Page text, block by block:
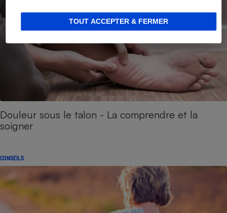
TOUT ACCEPTER & FERMER
Douleur sous le talon - La comprendre et la
soigner
CONSEILS